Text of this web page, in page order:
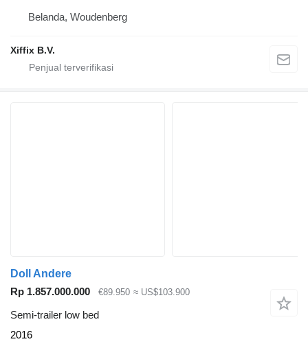
Belanda, Woudenberg
Xiffix B.V.
Doll Andere
Rp 1.857.000.000
€89.950 ≈ US$103.900
Semi-trailer low bed
2016